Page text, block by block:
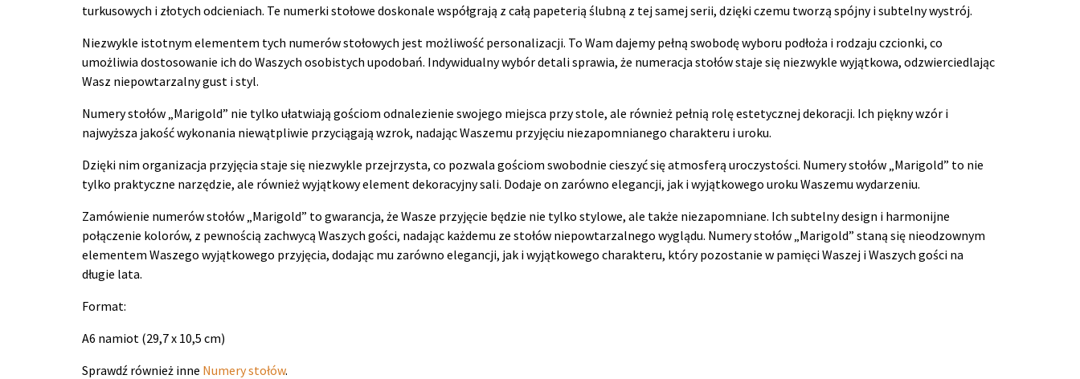
turkusowych i złotych odcieniach. Te numerki stołowe doskonale współgrają z całą papeterią ślubną z tej samej serii, dzięki czemu tworzą spójny i subtelny wystrój.
Niezwykle istotnym elementem tych numerów stołowych jest możliwość personalizacji. To Wam dajemy pełną swobodę wyboru podłoża i rodzaju czcionki, co
umożliwia dostosowanie ich do Waszych osobistych upodobań. Indywidualny wybór detali sprawia, że numeracja stołów staje się niezwykle wyjątkowa, odzwierciedlając
Wasz niepowtarzalny gust i styl.
Numery stołów „Marigold” nie tylko ułatwiają gościom odnalezienie swojego miejsca przy stole, ale również pełnią rolę estetycznej dekoracji. Ich piękny wzór i
najwyższa jakość wykonania niewątpliwie przyciągają wzrok, nadając Waszemu przyjęciu niezapomnianego charakteru i uroku.
Dzięki nim organizacja przyjęcia staje się niezwykle przejrzysta, co pozwala gościom swobodnie cieszyć się atmosferą uroczystości. Numery stołów „Marigold” to nie
tylko praktyczne narzędzie, ale również wyjątkowy element dekoracyjny sali. Dodaje on zarówno elegancji, jak i wyjątkowego uroku Waszemu wydarzeniu.
Zamówienie numerów stołów „Marigold” to gwarancja, że Wasze przyjęcie będzie nie tylko stylowe, ale także niezapomniane. Ich subtelny design i harmonijne
połączenie kolorów, z pewnością zachwycą Waszych gości, nadając każdemu ze stołów niepowtarzalnego wyglądu. Numery stołów „Marigold” staną się nieodzownym
elementem Waszego wyjątkowego przyjęcia, dodając mu zarówno elegancji, jak i wyjątkowego charakteru, który pozostanie w pamięci Waszej i Waszych gości na
długie lata.
Format:
A6 namiot (29,7 x 10,5 cm)
Sprawdź również inne Numery stołów.